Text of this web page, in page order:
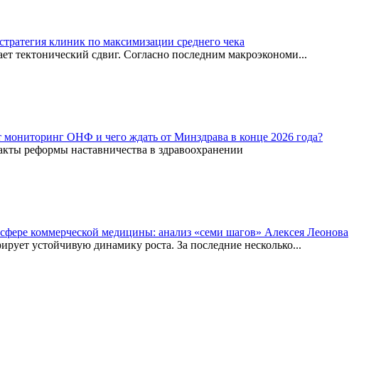
клиник по максимизации среднего чека
тектонический сдвиг. Согласно последним макроэкономи...
мониторинг ОНФ и чего ждать от Минздрава в конце 2026 года?
реформы наставничества в здравоохранении
коммерческой медицины: анализ «семи шагов» Алексея Леонова
устойчивую динамику роста. За последние несколько...